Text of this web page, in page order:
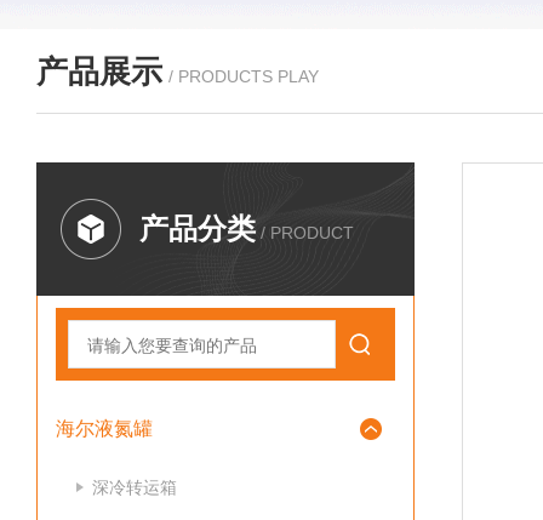
产品展示 / PRODUCTS PLAY
产品分类 / PRODUCT
海尔液氮罐
深冷转运箱